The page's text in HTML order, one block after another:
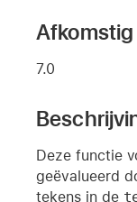
7.0
Deze functie
geëvalueerd
tekens in de